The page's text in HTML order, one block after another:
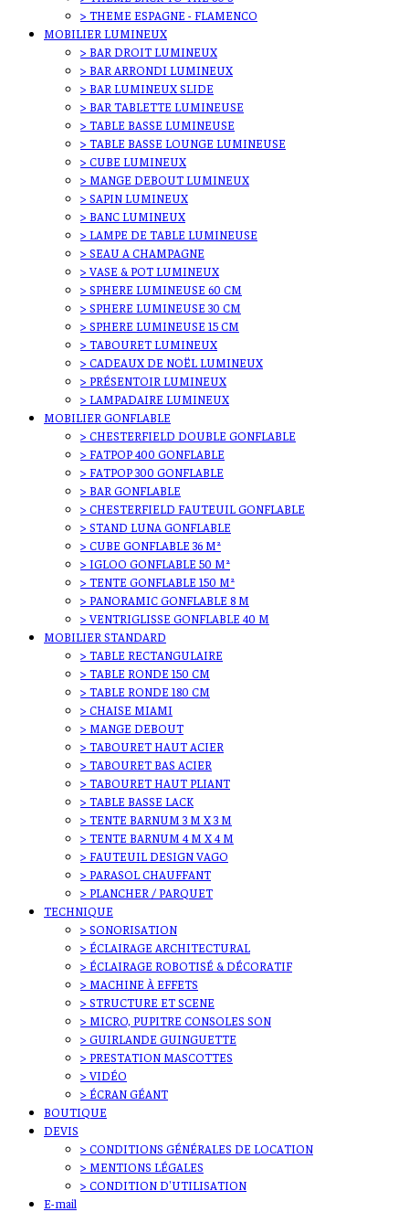
> THEME ESPAGNE - FLAMENCO
MOBILIER LUMINEUX
> BAR DROIT LUMINEUX
> BAR ARRONDI LUMINEUX
> BAR LUMINEUX SLIDE
> BAR TABLETTE LUMINEUSE
> TABLE BASSE LUMINEUSE
> TABLE BASSE LOUNGE LUMINEUSE
> CUBE LUMINEUX
> MANGE DEBOUT LUMINEUX
> SAPIN LUMINEUX
> BANC LUMINEUX
> LAMPE DE TABLE LUMINEUSE
> SEAU A CHAMPAGNE
> VASE & POT LUMINEUX
> SPHERE LUMINEUSE 60 CM
> SPHERE LUMINEUSE 30 CM
> SPHERE LUMINEUSE 15 CM
> TABOURET LUMINEUX
> CADEAUX DE NOËL LUMINEUX
> PRÉSENTOIR LUMINEUX
> LAMPADAIRE LUMINEUX
MOBILIER GONFLABLE
> CHESTERFIELD DOUBLE GONFLABLE
> FATPOP 400 GONFLABLE
> FATPOP 300 GONFLABLE
> BAR GONFLABLE
> CHESTERFIELD FAUTEUIL GONFLABLE
> STAND LUNA GONFLABLE
> CUBE GONFLABLE 36 M²
> IGLOO GONFLABLE 50 M²
> TENTE GONFLABLE 150 M²
> PANORAMIC GONFLABLE 8 M
> VENTRIGLISSE GONFLABLE 40 M
MOBILIER STANDARD
> TABLE RECTANGULAIRE
> TABLE RONDE 150 CM
> TABLE RONDE 180 CM
> CHAISE MIAMI
> MANGE DEBOUT
> TABOURET HAUT ACIER
> TABOURET BAS ACIER
> TABOURET HAUT PLIANT
> TABLE BASSE LACK
> TENTE BARNUM 3 M X 3 M
> TENTE BARNUM 4 M X 4 M
> FAUTEUIL DESIGN VAGO
> PARASOL CHAUFFANT
> PLANCHER / PARQUET
TECHNIQUE
> SONORISATION
> ÉCLAIRAGE ARCHITECTURAL
> ÉCLAIRAGE ROBOTISÉ & DÉCORATIF
> MACHINE À EFFETS
> STRUCTURE ET SCENE
> MICRO, PUPITRE CONSOLES SON
> GUIRLANDE GUINGUETTE
> PRESTATION MASCOTTES
> VIDÉO
> ÉCRAN GÉANT
BOUTIQUE
DEVIS
> CONDITIONS GÉNÉRALES DE LOCATION
> MENTIONS LÉGALES
> CONDITION D'UTILISATION
E-mail